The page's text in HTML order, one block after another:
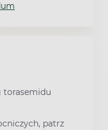
torasemidu
patrz